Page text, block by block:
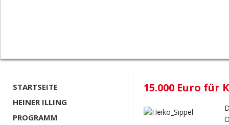
STARTSEITE
HEINER ILLING
PROGRAMM
15.000 Euro für